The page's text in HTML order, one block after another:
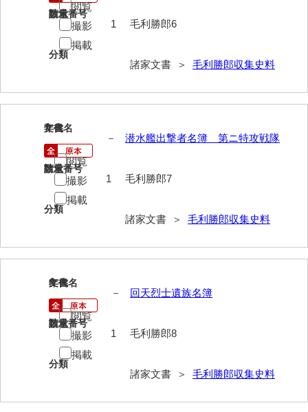
恵良宏収集文書
相木家文書
大谷家文書
大中家文書（神奈川県）
大野毛利家文書
大村益次郎文書
大本氏収集文書
岡家文書（福栄村）
岡田家文書（徳地町）
岡田家文書（萩市）
岡田学収集史料
岡本家文書（島根県）
請求番号
毛利勝郎6
分類
諸家文書 ＞ 毛利勝郎収集史料
数量
1
閲覧
撮影
掲載
7
文書名
潜水艦出撃者名簿 第ニ特攻戦隊
請求番号
毛利勝郎7
分類
諸家文書 ＞ 毛利勝郎収集史料
年代
－
数量
1
閲覧
撮影
掲載
8
文書名
回天烈士遺族名簿
請求番号
毛利勝郎8
分類
諸家文書 ＞ 毛利勝郎収集史料
年代
－
数量
1
閲覧
撮影
掲載